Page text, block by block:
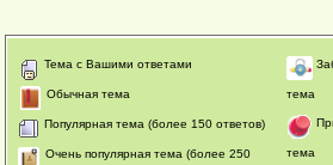
Тема с Вашими ответами
Обычная тема
Популярная тема (более 150 ответов)
Очень популярная тема (более 250
тема
тема